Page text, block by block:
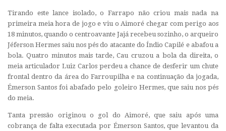
Tirando este lance isolado, o Farrapo não criou mais nada na
primeira meia hora de jogo e viu o Aimoré chegar com perigo aos
18 minutos, quando o centroavante Jajá recebeu sozinho, o arqueiro
Jéferson Hermes saiu nos pés do atacante do Índio Capilé e abafou a
bola. Quatro minutos mais tarde, Cau cruzou a bola da direita, o
meia articulador Luiz Carlos perdeu a chance de desferir um chute
frontal dentro da área do Farroupilha e na continuação da jogada,
Émerson Santos foi abafado pelo goleiro Hermes, que saiu nos pés
do meia.
Tanta pressão originou o gol do Aimoré, que saiu após uma
cobrança de falta executada por Émerson Santos, que levantou da